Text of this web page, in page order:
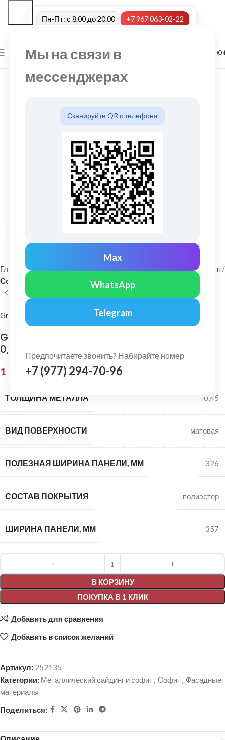
Мы на связи в
мессенджерах
Сканируйте QR с телефона
Max
WhatsApp
Telegram
Предпочитаете звонить? Набирайте номер
+7 (977) 294-70-96
Пн-Пт: с 8.00 до 20.00 +7 967 063-02-22
МЕНЮ 0,00
Главная Фасадные материалы Металлический сайдинг и софит
Софит
Grand Line
Grand Line: Софит центр. перфорация Drap
0,45 мм Ral 9003
1 216,00 ₽
ТОЛЩИНА МЕТАЛЛА 0,45
ВИД ПОВЕРХНОСТИ матовая
ПОЛЕЗНАЯ ШИРИНА ПАНЕЛИ, ММ 326
СОСТАВ ПОКРЫТИЯ полиэстер
ШИРИНА ПАНЕЛИ, ММ 357
В КОРЗИНУ
ПОКУПКА В 1 КЛИК
Alternative:
Добавить для сравнения
Добавить в список желаний
Артикул: 252135
Категории: Металлический сайдинг и софит, Софит, Фасадные
материалы
Поделиться: